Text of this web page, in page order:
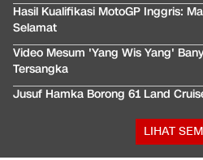
Hasil Kualifikasi MotoGP Inggris:
Selamat
Video Mesum 'Yang Wis Yang'
Tersangka
Jusuf Hamka Borong 61 Land
LIHAT